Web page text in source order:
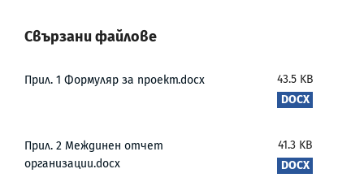
Свързани файлове
Прил. 1 Формуляр за проект.docx 43.5 KB
Прил. 2 Междинен отчет
организации.docx
41.3 KB